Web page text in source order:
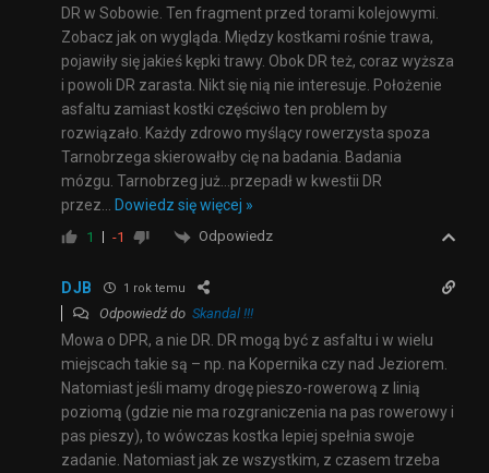
DR w Sobowie. Ten fragment przed torami kolejowymi.
Zobacz jak on wygląda. Między kostkami rośnie trawa,
pojawiły się jakieś kępki trawy. Obok DR też, coraz wyższa
i powoli DR zarasta. Nikt się nią nie interesuje. Położenie
asfaltu zamiast kostki częściwo ten problem by
rozwiązało. Każdy zdrowo myślący rowerzysta spoza
Tarnobrzega skierowałby cię na badania. Badania
mózgu. Tarnobrzeg już…przepadł w kwestii DR
przez… Dowiedz się więcej »
1 -1 Odpowiedz
DJB 1 rok temu
Odpowiedź do Skandal !!!
Mowa o DPR, a nie DR. DR mogą być z asfaltu i w wielu
miejscach takie są – np. na Kopernika czy nad Jeziorem.
Natomiast jeśli mamy drogę pieszo-rowerową z linią
poziomą (gdzie nie ma rozgraniczenia na pas rowerowy i
pas pieszy), to wówczas kostka lepiej spełnia swoje
zadanie. Natomiast jak ze wszystkim, z czasem trzeba